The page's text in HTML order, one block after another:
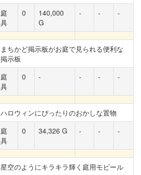
庭
具
0
140,000
G
- - -
まちかど掲示板がお庭で見られる便利な
掲示板
庭
具
0 - - - -
ハロウィンにぴったりのおかしな置物
庭
具
0 34,326 G - - -
星空のようにキラキラ輝く庭用モビール